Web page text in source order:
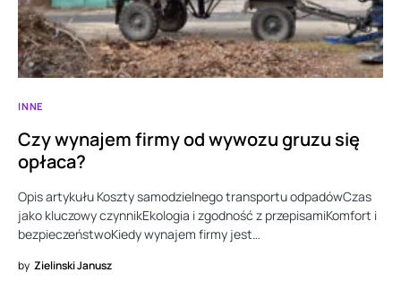
INNE
Czy wynajem firmy od wywozu gruzu się
opłaca?
Opis artykułu Koszty samodzielnego transportu odpadówCzas
jako kluczowy czynnikEkologia i zgodność z przepisamiKomfort i
bezpieczeństwoKiedy wynajem firmy jest…
by Zielinski Janusz